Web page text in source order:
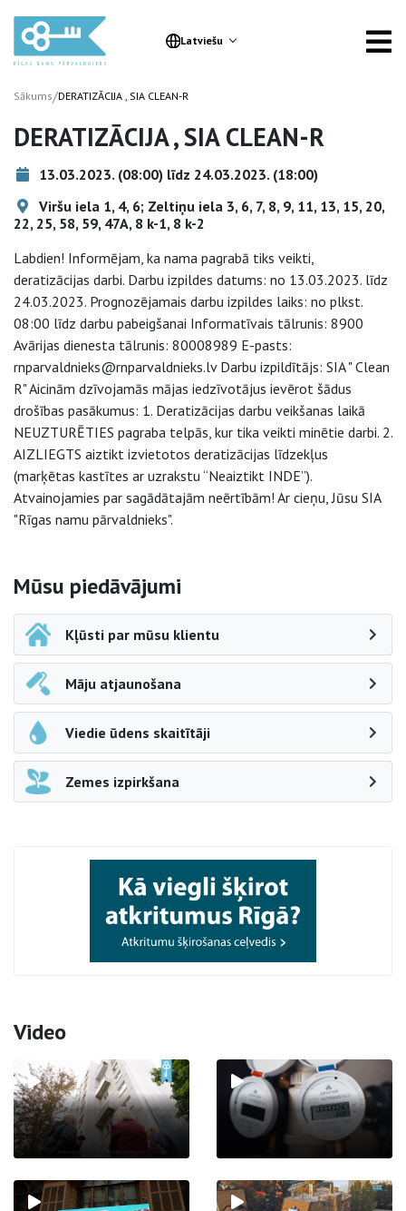
Latviešu
Sākums/DERATIZĀCIJA , SIA CLEAN-R
DERATIZĀCIJA , SIA CLEAN-R
13.03.2023. (08:00) līdz 24.03.2023. (18:00)
Viršu iela 1, 4, 6; Zeltiņu iela 3, 6, 7, 8, 9, 11, 13, 15, 20,
22, 25, 58, 59, 47A, 8 k-1, 8 k-2
Labdien! Informējam, ka nama pagrabā tiks veikti,
deratizācijas darbi. Darbu izpildes datums: no 13.03.2023. līdz
24.03.2023. Prognozējamais darbu izpildes laiks: no plkst.
08:00 līdz darbu pabeigšanai Informatīvais tālrunis: 8900
Avārijas dienesta tālrunis: 80008989 E-pasts:
rnparvaldnieks@rnparvaldnieks.lv Darbu izpildītājs: SIA " Clean
R" Aicinām dzīvojamās mājas iedzīvotājus ievērot šādus
drošības pasākumus: 1. Deratizācijas darbu veikšanas laikā
NEUZTURĒTIES pagraba telpās, kur tika veikti minētie darbi. 2.
AIZLIEGTS aiztikt izvietotos deratizācijas līdzekļus
(marķētas kastītes ar uzrakstu “Neaiztikt INDE”).
Atvainojamies par sagādātajām neērtībām! Ar cieņu, Jūsu SIA
"Rīgas namu pārvaldnieks".
Sāna navigācija
Mūsu piedāvājumi
Kļūsti par mūsu klientu
Māju atjaunošana
Viedie ūdens skaitītāji
Zemes izpirkšana
Video